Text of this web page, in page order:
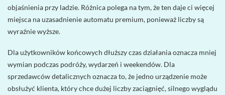
objaśnienia przy ladzie. Różnica polega na tym, że ten daje ci więcej
miejsca na uzasadnienie automatu premium, ponieważ liczby są
wyraźnie wyższe.
Dla użytkowników końcowych dłuższy czas działania oznacza mniej
wymian podczas podróży, wydarzeń i weekendów. Dla
sprzedawców detalicznych oznacza to, że jedno urządzenie może
obsłużyć klienta, który chce dużej liczby zaciągnięć, silnego wyglądu